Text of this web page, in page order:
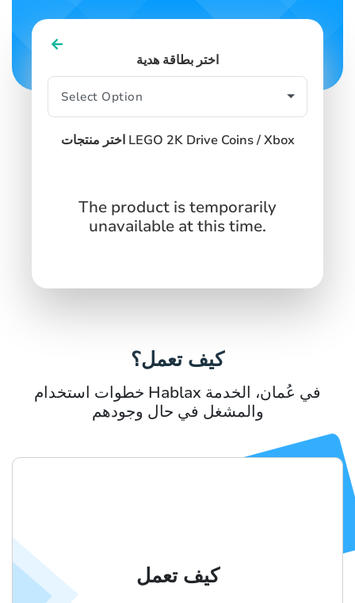
اختر بطاقة هدية
اختر منتجات LEGO 2K Drive Coins / Xbox
The product is temporarily
unavailable at this time.
كيف تعمل؟
خطوات استخدام Hablax في عُمان، الخدمة
والمشغل في حال وجودهم
كيف تعمل